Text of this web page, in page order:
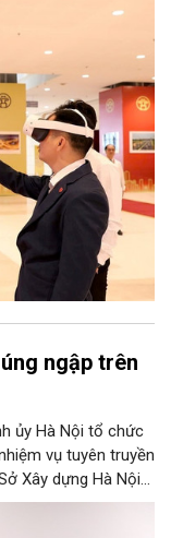
cụ thể hóa các
triển khoa học,
số trên địa bàn Thủ
ngập trên
ủy Hà Nội tổ chức
vụ tuyên truyền
Xây dựng Hà Nội
triển khai thực
bàn thành phố.